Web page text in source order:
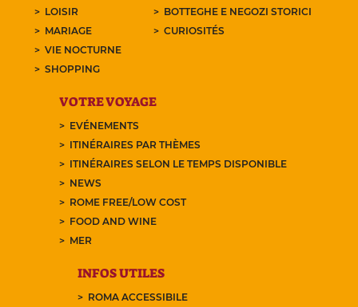
LOISIR
MARIAGE
VIE NOCTURNE
SHOPPING
BOTTEGHE E NEGOZI STORICI
CURIOSITÉS
VOTRE VOYAGE
EVÉNEMENTS
ITINÉRAIRES PAR THÈMES
ITINÉRAIRES SELON LE TEMPS DISPONIBLE
NEWS
ROME FREE/LOW COST
FOOD AND WINE
MER
INFOS UTILES
ROMA ACCESSIBILE